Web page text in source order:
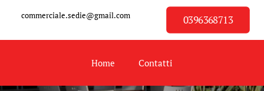
commerciale.sedie@gmail.com 0396368713
Home Contatti